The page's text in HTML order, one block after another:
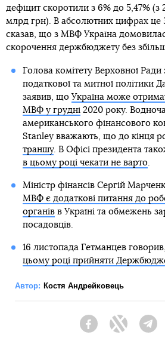
дефіцит скоротили з 6% до 5,47% (з
млрд грн). В абсолютних цифрах це
сказав, що з МВФ Україна
скорочення держбюджету без
Голова комітету Верховної Ради
податкової та митної політики
заявив, що Україна може
МВФ у грудні2020 року.
американського фінансового
Stanley вважають, що до кінця
траншу. В Офісі президента
в цьому році чекати не варто.
Міністр фінансів Сергій
МВФ є додаткові питання до
органівв Україні та обмежень
посадовців.
16 листопада Гетманцев
цьому році прийняти
Автор: Костя Андрейковець
FacebookTwitter